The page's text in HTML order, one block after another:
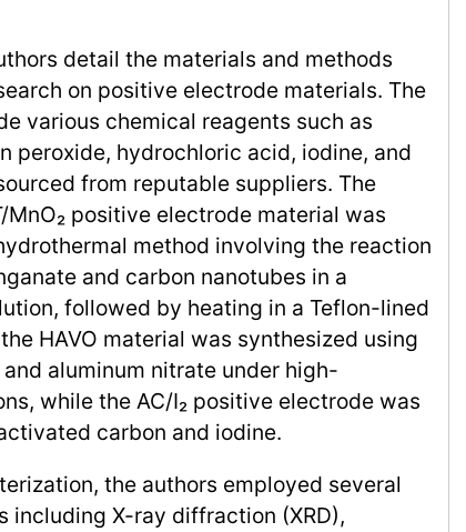
detail the materials and methods
on positive electrode materials. The
various chemical reagents such as
peroxide, hydrochloric acid, iodine, and
from reputable suppliers. The
MnO₂ positive electrode material was
method involving the reaction
and carbon nanotubes in a
followed by heating in a Teflon-lined
HAVO material was synthesized using
aluminum nitrate under high-
while the AC/I₂ positive electrode was
carbon and iodine.
the authors employed several
including X-ray diffraction (XRD),